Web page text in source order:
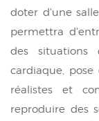
doter d'une
permettra
des situations
cardiaque,
réalistes et
reproduire des